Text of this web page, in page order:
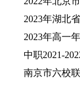
2023年湖北省
2023年高一年
中职2021-2022
南京市六校联